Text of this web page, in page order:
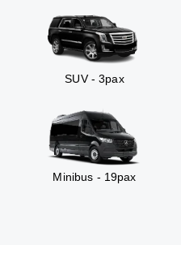
SUV - 3pax
Minibus - 19pax